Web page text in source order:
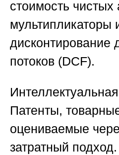
стоимость чистых
мультипликаторы
дисконтирование
потоков (DCF).
Патенты,
оцениваемые
затратный подход.